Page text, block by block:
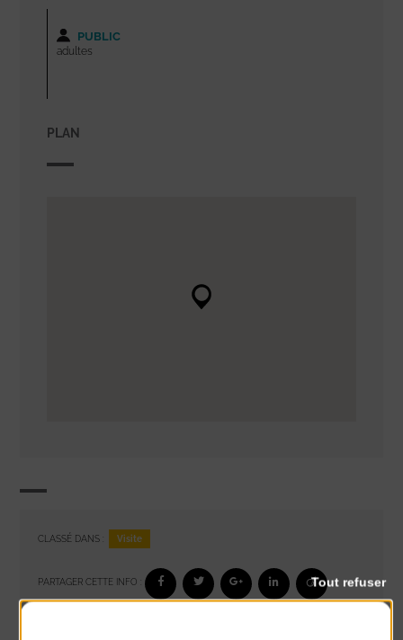
PUBLIC
adultes
PLAN
CLASSÉ DANS : Visite
PARTAGER CETTE INFO : Tout refuser